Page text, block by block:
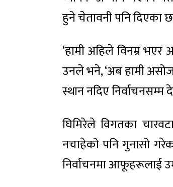
हुने चेतावनी पनि दिएका
‘हामी अहिले विनम्र
उनले भने, ‘अब हामी
स्थान नदिए निर्वाचनसम्म
घिमिरेले विगतका
नचाहेको पनि गुनासो
निर्वाचनमा आफूहरूलाई